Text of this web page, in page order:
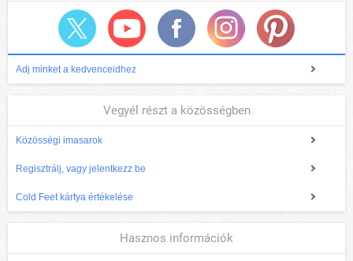
Adj minket a kedvenceidhez
Vegyél részt a közösségben
Közösségi imasarok
Regisztrálj, vagy jelentkezz be
Cold Feet kártya értékelése
Hasznos információk